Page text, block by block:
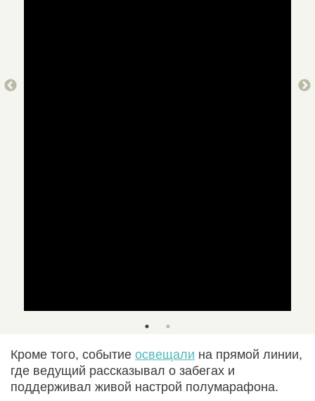
Кроме того, событие освещали на прямой линии,
где ведущий рассказывал о забегах и
поддерживал живой настрой полумарафона.